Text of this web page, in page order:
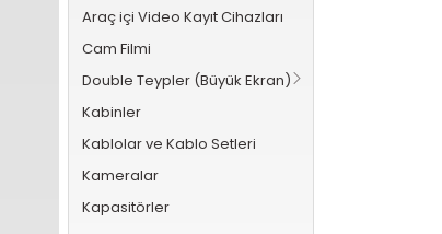
Araç içi Video Kayıt Cihazları
Cam Filmi
Double Teypler (Büyük Ekran)
Kabinler
Kablolar ve Kablo Setleri
Kameralar
Kapasitörler